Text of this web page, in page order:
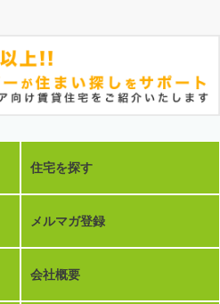
住宅を探す
メルマガ登録
会社概要